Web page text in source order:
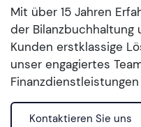
Mit über 15 Jahren
der Bilanzbuchhaltung
Kunden erstklassige
unser engagiertes
Kontaktieren Sie uns